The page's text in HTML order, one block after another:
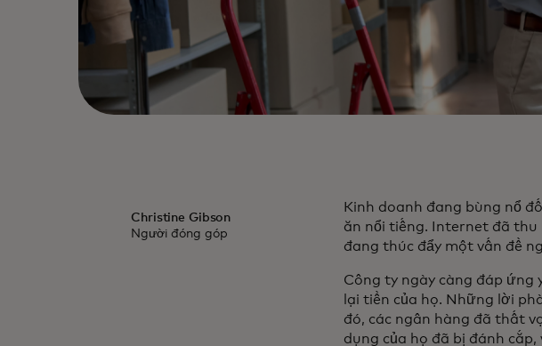
Christine Gibson
Người đóng góp
Kinh doanh đang bùng nổ
ăn nổi tiếng. Internet đã
đang thúc đẩy một vấn đề
Công ty ngày càng đáp ứng
lại tiền của họ. Những lời
đó, các ngân hàng đã thất
dụng của họ đã bị đánh